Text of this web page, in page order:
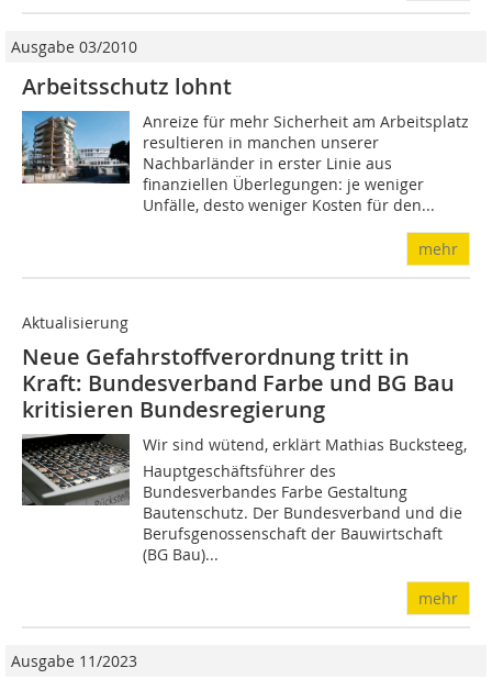
Ausgabe 03/2010
Arbeitsschutz lohnt
Anreize für mehr Sicherheit am Arbeitsplatz
resultieren in manchen unserer
Nachbarländer in erster Linie aus
finanziellen Überlegungen: je weniger
Unfälle, desto weniger Kosten für den...
mehr
Aktualisierung
Neue Gefahrstoffverordnung tritt in
Kraft: Bundesverband Farbe und BG Bau
kritisieren Bundesregierung
Wir sind wütend, erklärt Mathias Bucksteeg,
Hauptgeschäftsführer des
Bundesverbandes Farbe Gestaltung
Bautenschutz. Der Bundesverband und die
Berufsgenossenschaft der Bauwirtschaft
(BG Bau)...
mehr
Ausgabe 11/2023